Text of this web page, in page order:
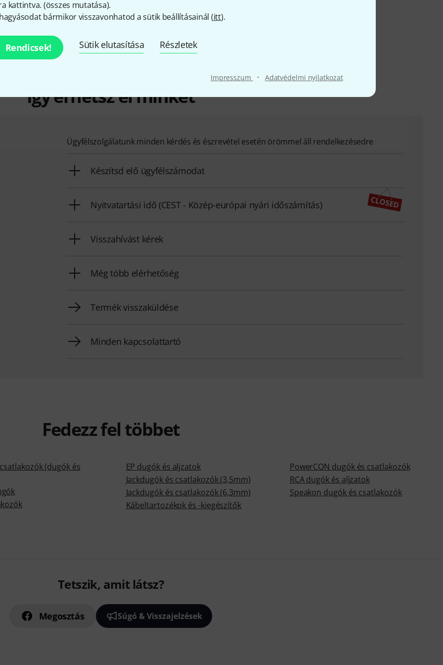
kattintva. (összes mutatása).
bármikor visszavonhatod a sütik beállításainál (itt).
Rendicsek! Sütik elutasítása Részletek
Impresszum · Adatvédelmi nyilatkozat
mellett minden Amphenol -termékre biztosítunk egy 30 napos pénzvisszafizetési
rendelkező munkatársaink ezen felül telephelyünkön további
találsz bővebb tájékoztatást:
http://www.amphenolaudio.com
Így érhetsz el minket
Ügyfélszolgálatunk minden kérdés és észrevétel esetén örömmel áll rendelkezésedre
Készítsd elő ügyfélszámodat
Nyitvatartási idő (CEST - Közép-európai nyári időszámítás)
Visszahívást kérek
Még több elérhetőség
Termék visszaküldése
Minden kapcsolattartó
Fedezz fel többet
(dugók és
EP dugók és aljzatok
Jackdugók és csatlakozók (3,5mm)
Jackdugók és csatlakozók (6,3mm)
Kábeltartozékok és -kiegészítők
PowerCON dugók és csatlakozók
RCA dugók és aljzatok
Speakon dugók és csatlakozók
Tetszik, amit látsz?
Megosztás Súgó & Visszajelzések